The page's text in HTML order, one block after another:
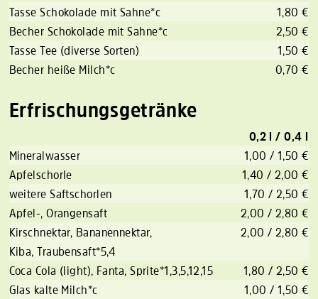
Tasse Schokolade mit Sahne*c
1,80 €
Becher Schokolade mit Sahne*c
2,50 €
Tasse Tee (diverse Sorten)
1,50 €
Becher heiße Milch*c
0,70 €
Erfrischungsgetränke
0,2 l / 0,4 l
Mineralwasser
1,00 / 1,50 €
Apfelschorle
1,40 / 2,00 €
weitere Saftschorlen
1,70 / 2,50 €
Apfel-, Orangensaft
2,00 / 2,80 €
Kirschnektar, Bananennektar,
Kiba, Traubensaft*5,4
2,00 / 2,80 €
Coca Cola (light), Fanta, Sprite*1,3,5,12,15
1,80 / 2,50 €
Glas kalte Milch*c
1,00 / 1,50 €